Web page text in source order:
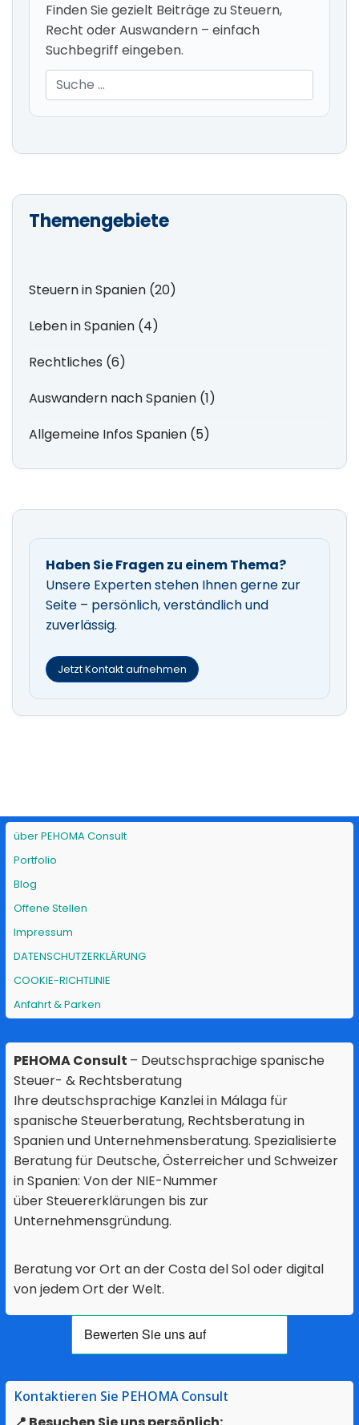
Finden Sie gezielt Beiträge zu Steuern,
Recht oder Auswandern – einfach
Suchbegriff eingeben.
Suchen
Themengebiete
Steuern in Spanien (20)
Leben in Spanien (4)
Rechtliches (6)
Auswandern nach Spanien (1)
Allgemeine Infos Spanien (5)
Haben Sie Fragen zu einem Thema?
Unsere Experten stehen Ihnen gerne zur
Seite – persönlich, verständlich und
zuverlässig.
Jetzt Kontakt aufnehmen
über PEHOMA Consult
Portfolio
Blog
Offene Stellen
Impressum
DATENSCHUTZERKLÄRUNG
COOKIE-RICHTLINIE
Anfahrt & Parken
PEHOMA Consult – Deutschsprachige spanische
Steuer- & Rechtsberatung
Ihre deutschsprachige Kanzlei in Málaga für
spanische Steuerberatung, Rechtsberatung in
Spanien und Unternehmensberatung. Spezialisierte
Beratung für Deutsche, Österreicher und Schweizer
in Spanien: Von der NIE-Nummer
über Steuererklärungen bis zur
Unternehmensgründung.
Beratung vor Ort an der Costa del Sol oder digital
von jedem Ort der Welt.
Kontaktieren Sie PEHOMA Consult